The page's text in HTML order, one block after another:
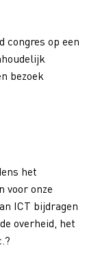
congres op een
bezoek
het
voor onze
ICT bijdragen
overheid, het